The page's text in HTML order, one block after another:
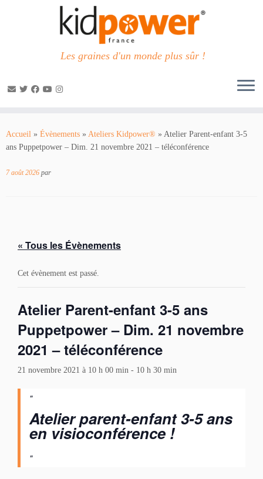
contenu
Les graines d'un monde plus sûr !
Accueil » Évènements » Ateliers Kidpower® » Atelier Parent-enfant 3-5
ans Puppetpower – Dim. 21 novembre 2021 – téléconférence
7 août 2026 par
« Tous les Évènements
Cet évènement est passé.
Atelier Parent-enfant 3-5 ans
Puppetpower – Dim. 21 novembre
2021 – téléconférence
21 novembre 2021 à 10 h 00 min - 10 h 30 min
Atelier parent-enfant 3-5 ans
en visioconférence !